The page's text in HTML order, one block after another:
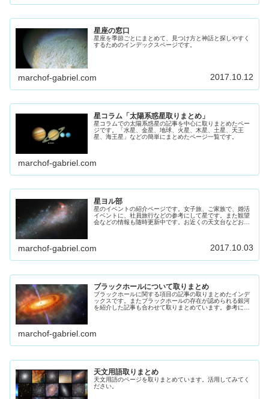
星座の窓口
星座を季節ごとにまとめて、見つけ方と神話と探しやすく
するためのインデックスページです。
marchof-gabriel.com 2017.10.12
星コラム「太陽系惑星取りまとめ」
星コラムでの太陽系惑星の記事を中心に取りまとめたペー
ジです。「水星、金星、地球、火星、木星、土星、天王
星、海王星」などの簡単にまとめたページ一覧です。
marchof-gabriel.com
星ヨル部
星のイベントの紹介ページです。女子旅、ご家族で、婚活
イベントに、社員旅行などの参考にして星です。また観望
会などの情報も随時更新中です。お近くの天文台などお出
marchof-gabriel.com 2017.10.03
ブラックホールについて取りまとめ
ブラックホールに関する項目の記事の取りまとめたインデ
ックスです。またブラックホールの存在が認められる銀河
を紹介した記事も合わせて取りまとめています。参考にし
marchof-gabriel.com
天文用語取りまとめ
天文用語のページを取りまとめています。活用してみてく
ださい。